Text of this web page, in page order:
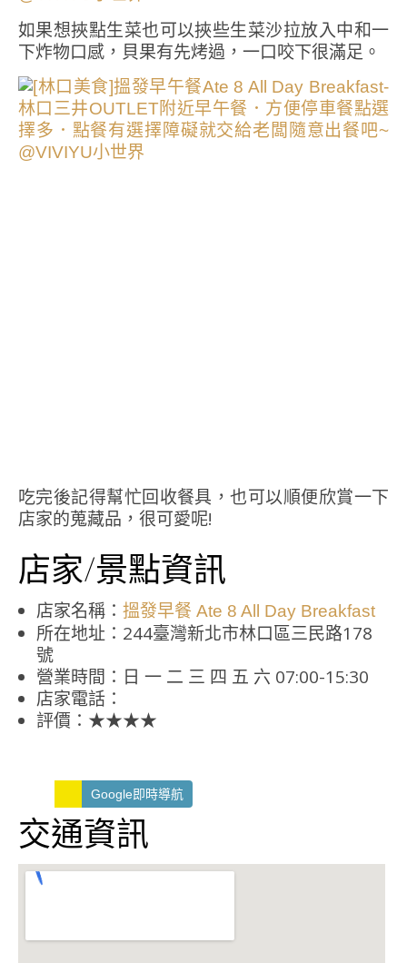
如果想挾點生菜也可以挾些生菜沙拉放入中和一
下炸物口感，貝果有先烤過，一口咬下很滿足。
吃完後記得幫忙回收餐具，也可以順便欣賞一下
店家的蒐藏品，很可愛呢!
店家/景點資訊
店家名稱： 搵發早餐 Ate 8 All Day Breakfast
所在地址：244臺灣新北市林口區三民路178
號
營業時間：日 一 二 三 四 五 六 07:00-15:30
店家電話：
評價：★★★★
Google即時導航
交通資訊